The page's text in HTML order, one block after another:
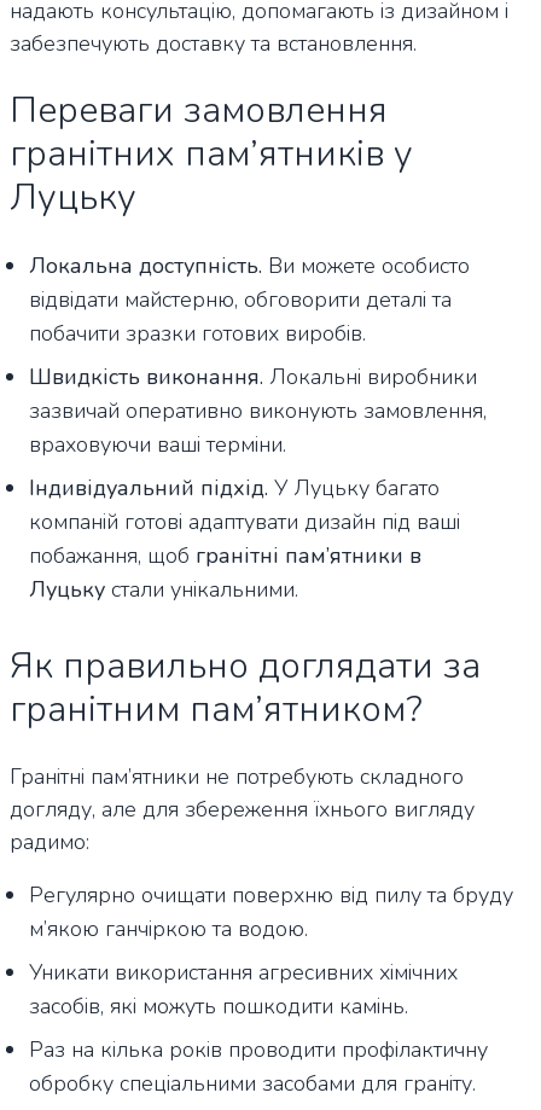
надають консультацію, допомагають із дизайном і
забезпечують доставку та встановлення.
Переваги замовлення
гранітних пам’ятників у
Луцьку
Локальна доступність. Ви можете особисто
відвідати майстерню, обговорити деталі та
побачити зразки готових виробів.
Швидкість виконання. Локальні виробники
зазвичай оперативно виконують замовлення,
враховуючи ваші терміни.
Індивідуальний підхід. У Луцьку багато
компаній готові адаптувати дизайн під ваші
побажання, щоб гранітні пам’ятники в
Луцьку стали унікальними.
Як правильно доглядати за
гранітним пам’ятником?
Гранітні пам’ятники не потребують складного
догляду, але для збереження їхнього вигляду
радимо:
Регулярно очищати поверхню від пилу та бруду
м’якою ганчіркою та водою.
Уникати використання агресивних хімічних
засобів, які можуть пошкодити камінь.
Раз на кілька років проводити профілактичну
обробку спеціальними засобами для граніту.